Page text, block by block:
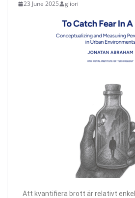
23 June 2025 gliori
Att kvantifiera brott är relativt